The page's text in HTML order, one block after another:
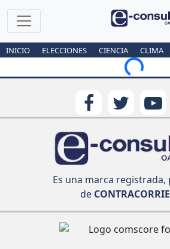
INICIO ELECCIONES CIENCIA CLIMA
Loading...
Es una marca
de